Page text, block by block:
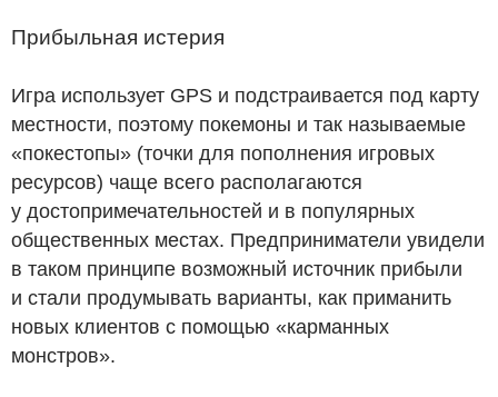
Прибыльная истерия
Игра использует GPS и подстраивается под карту
местности, поэтому покемоны и так называемые
«покестопы» (точки для пополнения игровых
ресурсов) чаще всего располагаются
у достопримечательностей и в популярных
общественных местах. Предприниматели увидели
в таком принципе возможный источник прибыли
и стали продумывать варианты, как приманить
новых клиентов с помощью «карманных
монстров».